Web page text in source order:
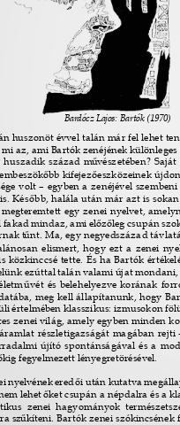
huszonöt évvel talán már fel lehet
mi az, ami Bartók zenéjének különleges
huszadik század művészetében? Saját
őbb kifejezőeszközeinek
volt – egyben a zenéjével szembeni
Később, halála után már azt is
egy zenei nyelvet,
fakad mindaz, ami előzőleg csupán
tűnt. Ma, egy negyedszázad
elismert, hogy ezt a zenei
közkinccsé tette. És ha Bartók
ezúttal talán valami újat mondani,
űvét és belehelyezve korának
meg kell állapítanunk, hogy
értelmében klasszikus: izmusokon
zenei világ, amely egyben minden
részletigazságát magában rejti
újító spontánságával és a
kig fegyelmezett lényegretörésével.
nyelvének ered ői után kutatva
lehet őket csupán a népdalra és a
zenei hagyományok
szűkíteni. Bartók zenei szókincsének
Bardócz Lajos: Bartók (1970)